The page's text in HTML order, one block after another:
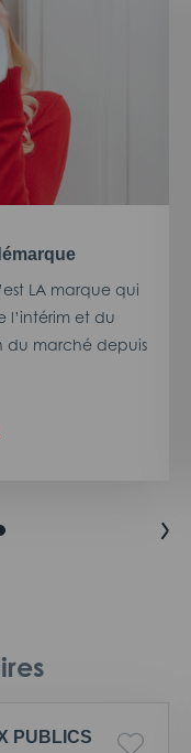
LA marque qui
l’intérim et du
du marché depuis
PUBLICS